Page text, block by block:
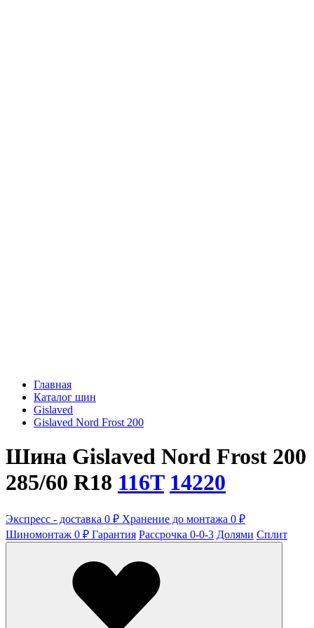
Главная
Каталог шин
Gislaved
Gislaved Nord Frost 200
Шина Gislaved Nord Frost 200
285/60 R18 116T 14220
Экспресс - доставка 0 ₽ Хранение до монтажа 0 ₽
Шиномонтаж 0 ₽ Гарантия Рассрочка 0-0-3 Долями Сплит